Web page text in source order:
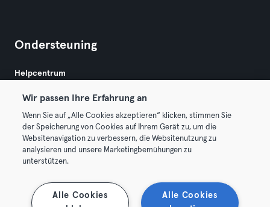
Ondersteuning
Helpcentrum
Algemene Voorwaarden
Membership opzeggen Trek hier je contract terug
Wir passen Ihre Erfahrung an
Wenn Sie auf „Alle Cookies akzeptieren“ klicken, stimmen Sie
der Speicherung von Cookies auf Ihrem Gerät zu, um die
Websitenavigation zu verbessern, die Websitenutzung zu
analysieren und unsere Marketingbemühungen zu
unterstützen.
Alle Cookies
Alle Cookies